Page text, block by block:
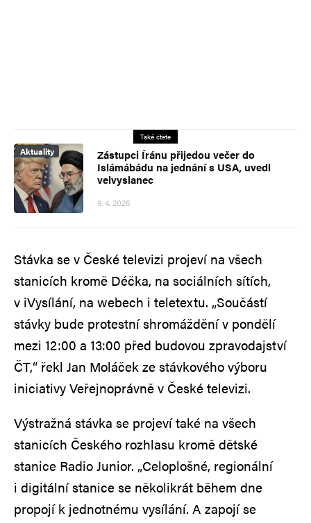
Také čtěte
Aktuality
Zástupci Íránu přijedou večer do
Islámábádu na jednání s USA, uvedl
velvyslanec
9. 4. 2026
Stávka se v České televizi projeví na všech
stanicích kromě Déčka, na sociálních sítích,
v iVysílání, na webech i teletextu. „Součástí
stávky bude protestní shromáždění v pondělí
mezi 12:00 a 13:00 před budovou zpravodajství
ČT,“ řekl Jan Moláček ze stávkového výboru
iniciativy Veřejnoprávně v České televizi.
Výstražná stávka se projeví také na všech
stanicích Českého rozhlasu kromě dětské
stanice Radio Junior. „Celoplošné, regionální
i digitální stanice se několikrát během dne
propojí k jednotnému vysílání. A zapojí se